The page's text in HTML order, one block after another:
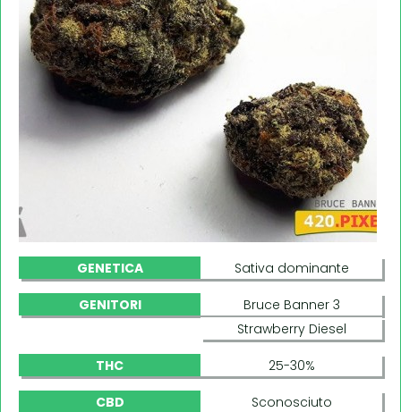
GENETICA Sativa dominante
GENITORI
Bruce Banner 3
Strawberry Diesel
THC 25-30%
CBD Sconosciuto